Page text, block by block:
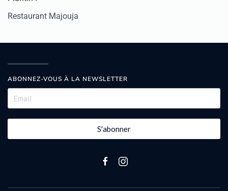
Restaurant Majouja
ABONNEZ-VOUS À LA NEWSLETTER
S'abonner